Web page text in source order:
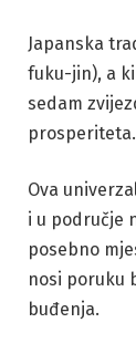
Japanska
fuku-jin), a
sedam
prosperiteta.
Ova
i u područje
posebno
nosi poruku
buđenja.